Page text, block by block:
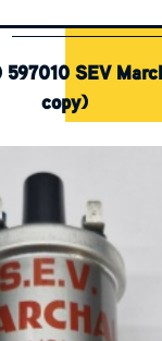
597010 SEV
copy)